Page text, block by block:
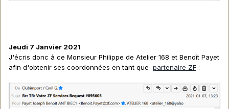
Jeudi 7 Janvier 2021
J'écris donc à ce Monsieur Philippe de Atelier 168 et Benoît Payet
afin d'obtenir ses coordonnées en tant que partenaire ZF :